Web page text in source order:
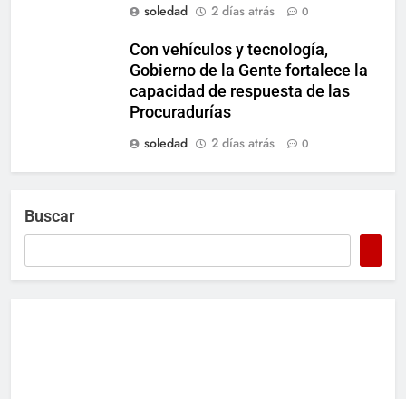
soledad
2 días atrás 0
Con vehículos y tecnología,
Gobierno de la Gente fortalece la
capacidad de respuesta de las
Procuradurías
soledad
2 días atrás 0
Buscar